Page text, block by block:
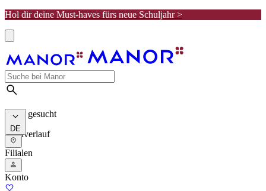
Hol dir deine Must-haves fürs neue Schuljahr >
Meist gesucht
Suchverlauf
DE
Filialen
Konto